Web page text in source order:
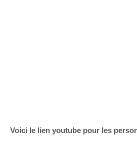
Voici le lien youtube pour les